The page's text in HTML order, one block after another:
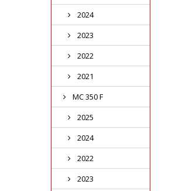
2024
2023
2022
2021
MC 350 F
2025
2024
2022
2023